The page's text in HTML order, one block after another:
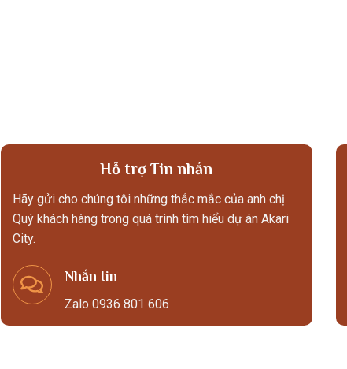
Hỗ trợ Tin nhắn
Hãy gửi cho chúng tôi những thắc mắc của anh chị
Quý khách hàng trong quá trình tìm hiểu dự án Akari
City.
Nhắn tin
Zalo 0936 801 606